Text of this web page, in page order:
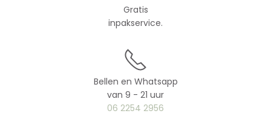
Gratis
inpakservice.
Bellen en Whatsapp
van 9 - 21 uur
06 2254 2956